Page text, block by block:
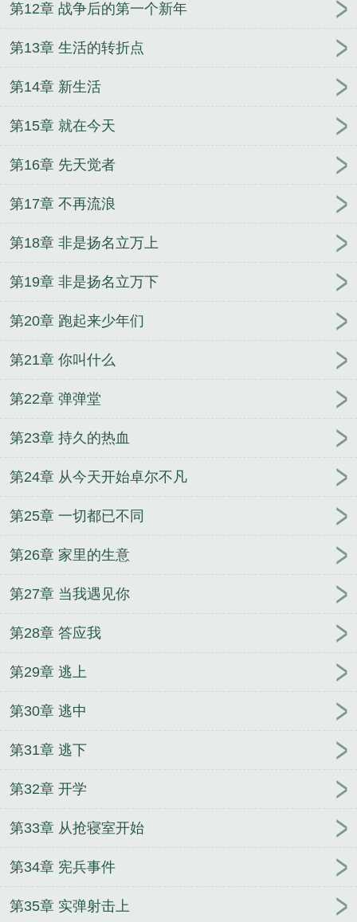
第12章 战争后的第一个新年
第13章 生活的转折点
第14章 新生活
第15章 就在今天
第16章 先天觉者
第17章 不再流浪
第18章 非是扬名立万上
第19章 非是扬名立万下
第20章 跑起来少年们
第21章 你叫什么
第22章 弹弹堂
第23章 持久的热血
第24章 从今天开始卓尔不凡
第25章 一切都已不同
第26章 家里的生意
第27章 当我遇见你
第28章 答应我
第29章 逃上
第30章 逃中
第31章 逃下
第32章 开学
第33章 从抢寝室开始
第34章 宪兵事件
第35章 实弹射击上